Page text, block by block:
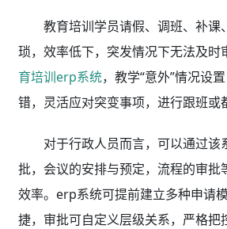
教育培训学员请假、调班、补课
琐，效率低下，突发情况下无法及时
育培训erp系统，教学“意外”情况设
错，灵活应对突变事项，进行跟班或
对于行政人员而言，可以通过该
批，会议的安排与预定，流程的审批
效率。erp系统可提前建立多种申请
捷，审批可自定义层级关系，严格把